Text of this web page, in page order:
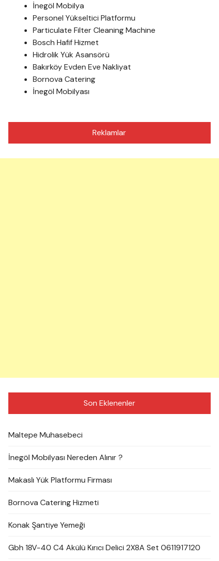
İnegöl Mobilya
Personel Yükseltici Platformu
Particulate Filter Cleaning Machine
Bosch Hafif Hizmet
Hidrolik Yük Asansörü
Bakırköy Evden Eve Nakliyat
Bornova Catering
İnegöl Mobilyası
Reklamlar
Son Eklenenler
Maltepe Muhasebeci
İnegöl Mobilyası Nereden Alınır ?
Makaslı Yük Platformu Firması
Bornova Catering Hizmeti
Konak Şantiye Yemeği
Gbh 18V-40 C4 Akülü Kırıcı Delici 2X8A Set 0611917120